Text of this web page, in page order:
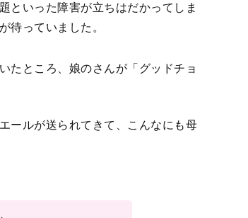
といった障害が立ちはだかってしま
待っていました。
たところ、娘のさんが「グッドチョ
ールが送られてきて、こんなにも母